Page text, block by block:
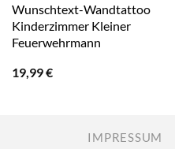
Wunschtext-Wandtattoo
Kinderzimmer Kleiner
Feuerwehrmann
19,99€
IMPRESSUM